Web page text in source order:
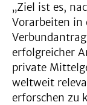
„Ziel ist es,
Vorarbeiten in
erfolgreicher
private
weltweit
erforschen zu